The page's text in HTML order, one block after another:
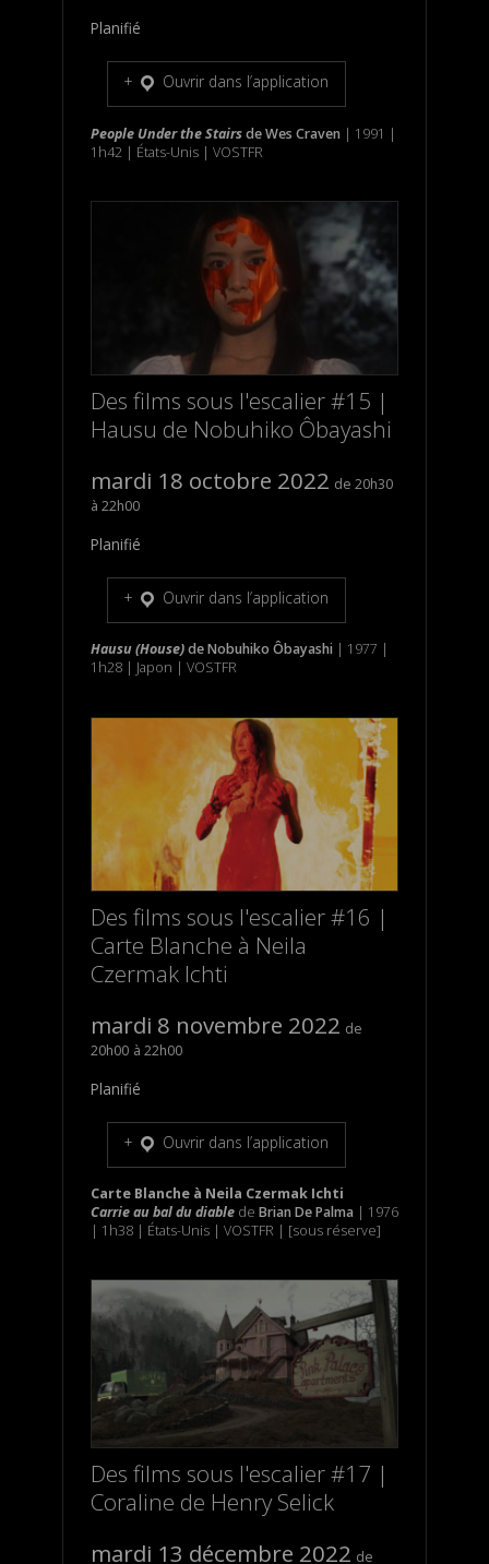
Planifié
Ouvrir dans l’application
People Under the Stairsde Wes Craven | 1991 |
1h42 | États-Unis | VOSTFR
Des films sous l'escalier #15 |
Hausu de Nobuhiko Ôbayashi
mardi 18 octobre 2022
20h30
22h00
Planifié
Ouvrir dans l’application
Hausu (House)de Nobuhiko Ôbayashi| 1977 |
1h28 | Japon | VOSTFR
Des films sous l'escalier #16 |
Carte Blanche à Neila
Czermak Ichti
mardi 8 novembre 2022
20h00 22h00
Planifié
Ouvrir dans l’application
Carte Blanche à Neila Czermak Ichti
Carrie au bal du diablede Brian De Palma | 1976
| 1h38 | États-Unis | VOSTFR | [sous réserve]
Des films sous l'escalier #17 |
Coraline de Henry Selick
mardi 13 décembre 2022